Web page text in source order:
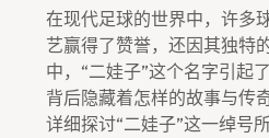
在现代足球的世界中，许多
艺赢得了赞誉，还因其独特
中，“二娃子”这个名字引起
背后隐藏着怎样的故事与传
详细探讨“二娃子”这一绰号